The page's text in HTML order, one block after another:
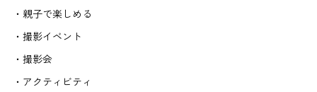
・親子で楽しめる
・撮影イベント
・撮影会
・アクティビティ